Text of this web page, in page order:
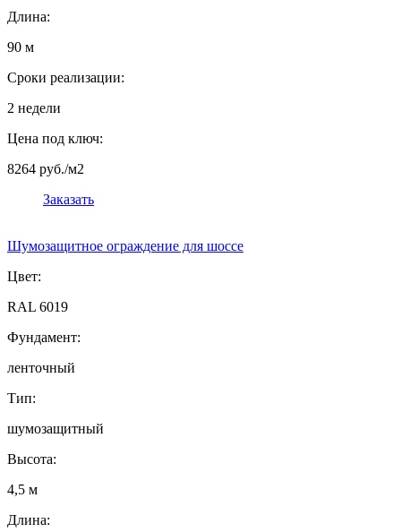
Длина:
90 м
Сроки реализации:
2 недели
Цена под ключ:
8264 руб./м2
Заказать
Шумозащитное ограждение для шоссе
Цвет:
RAL 6019
Фундамент:
ленточный
Тип:
шумозащитный
Высота:
4,5 м
Длина: